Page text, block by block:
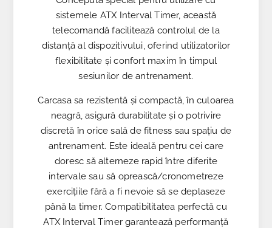
sistemele ATX Interval Timer, această
telecomandă facilitează controlul de la
distanță al dispozitivului, oferind utilizatorilor
flexibilitate și confort maxim în timpul
sesiunilor de antrenament.
Carcasa sa rezistentă și compactă, în culoarea
neagră, asigură durabilitate și o potrivire
discretă în orice sală de fitness sau spațiu de
antrenament. Este ideală pentru cei care
doresc să alterneze rapid între diferite
intervale sau să oprească/cronometreze
exercițiile fără a fi nevoie să se deplaseze
până la timer. Compatibilitatea perfectă cu
ATX Interval Timer garantează performanță